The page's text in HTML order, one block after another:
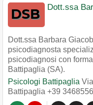
Dott.ssa
Dott.ssa Barbara
psicodiagnosta
psicodiagnosi con
Battipaglia (SA).
Psicologi Battipaglia
Battipaglia +39